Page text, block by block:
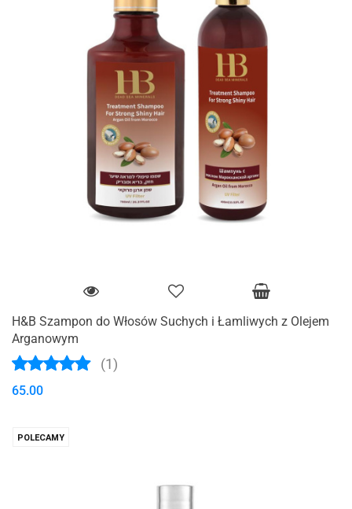
H&B Szampon do Włosów Suchych i Łamliwych z Olejem
Arganowym
(1)
65.00
POLECAMY